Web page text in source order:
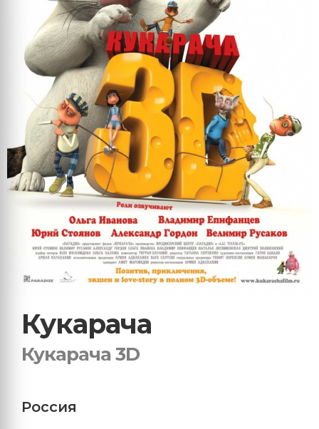
Кукарача
Кукарача 3D
Россия